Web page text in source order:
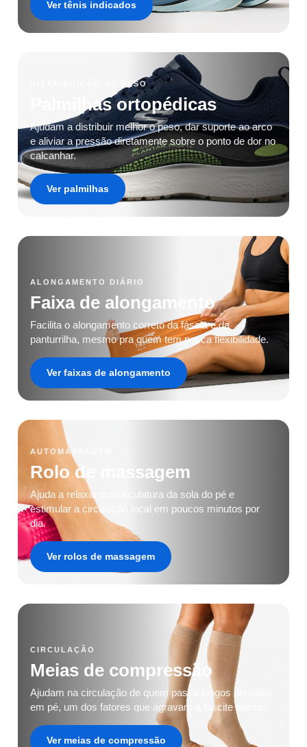
Ver tênis indicados
DISTRIBUIÇÃO DE PESO
Palmilhas ortopédicas
Ajudam a distribuir melhor o peso, dar suporte ao arco
e aliviar a pressão diretamente sobre o ponto de dor no
calcanhar.
Ver palmilhas
ALONGAMENTO DIÁRIO
Faixa de alongamento
Facilita o alongamento correto da fáscia e da
panturrilha, mesmo pra quem tem pouca flexibilidade.
Ver faixas de alongamento
AUTOMASSAGEM
Rolo de massagem
Ajuda a relaxar a musculatura da sola do pé e
estimular a circulação local em poucos minutos por
dia.
Ver rolos de massagem
CIRCULAÇÃO
Meias de compressão
Ajudam na circulação de quem passa longos períodos
em pé, um dos fatores que agravam a fascite plantar.
Ver meias de compressão